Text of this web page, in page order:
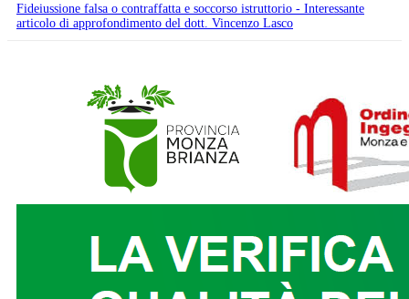
Fideiussione falsa o contraffatta e soccorso istruttorio - Interessante
articolo di approfondimento del dott. Vincenzo Lasco